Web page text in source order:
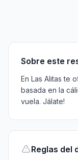
Sobre este
En Las Alitas te
basada en la
vuela. Jálate!
Reglas del